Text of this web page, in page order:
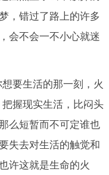
，错过了路上的许多
会不会一不小心就迷
要生活的那一刻，火
握现实生活，比闷头
么短暂而不可定谁也
失去对生活的触觉和
许这就是生命的火